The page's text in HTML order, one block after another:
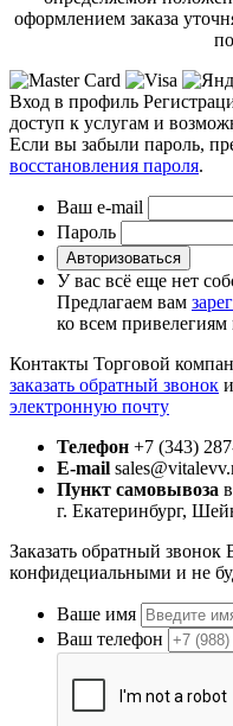
оформлением заказа
Вход в профиль
доступ к услугам и
Если вы забыли пароль,
восстановления пароля.
Ваш e-mail
Пароль
Авторизоваться
У вас всё еще нет
Предлагаем вам
ко всем привелегиям
Контакты Торговой
заказать обратный звонок
электронную почту
Телефон +7 (343)
E-mail
Пункт самовывоза
г. Екатеринбург,
Заказать обратный звонок
конфидециальными и не
Ваше имя
Ваш телефон